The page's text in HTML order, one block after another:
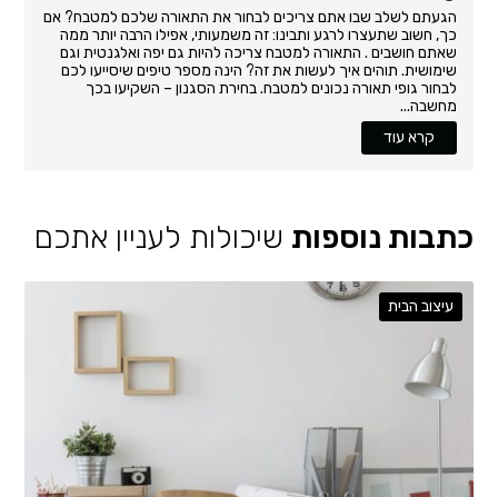
הגעתם לשלב שבו אתם צריכים לבחור את התאורה שלכם למטבח? אם
כך, חשוב שתעצרו לרגע ותבינו: זה משמעותי, אפילו הרבה יותר ממה
שאתם חושבים . התאורה למטבח צריכה להיות גם יפה ואלגנטית וגם
שימושית. תוהים איך לעשות את זה? הינה מספר טיפים שיסייעו לכם
לבחור גופי תאורה נכונים למטבח. בחירת הסגנון – השקיעו בכך
מחשבה...
קרא עוד
כתבות נוספות שיכולות לעניין אתכם
עיצוב הבית